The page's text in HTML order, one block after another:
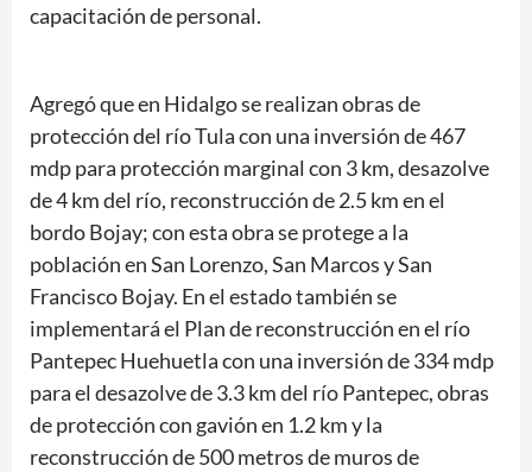
capacitación de personal.
Agregó que en Hidalgo se realizan obras de
protección del río Tula con una inversión de 467
mdp para protección marginal con 3 km, desazolve
de 4 km del río, reconstrucción de 2.5 km en el
bordo Bojay; con esta obra se protege a la
población en San Lorenzo, San Marcos y San
Francisco Bojay. En el estado también se
implementará el Plan de reconstrucción en el río
Pantepec Huehuetla con una inversión de 334 mdp
para el desazolve de 3.3 km del río Pantepec, obras
de protección con gavión en 1.2 km y la
reconstrucción de 500 metros de muros de